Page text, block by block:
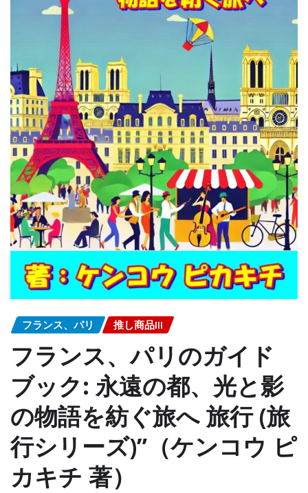
フランス、パリ 推し商品III
フランス、パリのガイド
ブック: 永遠の都、光と影
の物語を紡ぐ旅へ 旅行 (旅
行シリーズ)”（ケンコウ ピ
カキチ 著）